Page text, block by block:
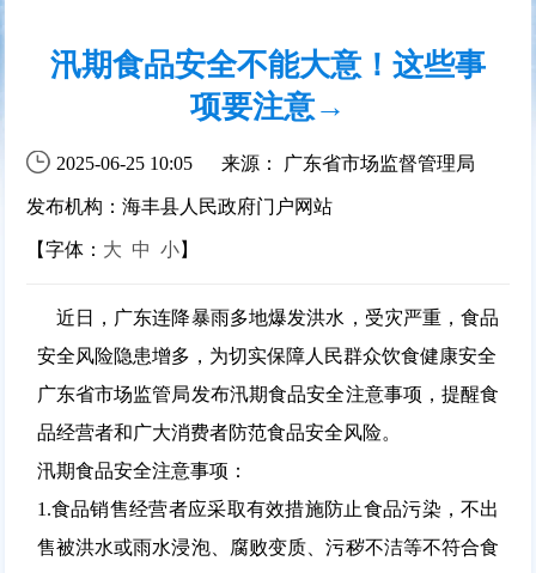
汛期食品安全不能大意！这些事
项要注意→
2025-06-25 10:05 来源： 广东省市场监督管理局
发布机构：海丰县人民政府门户网站
【字体： 大 中 小】
近日，广东连降暴雨多地爆发洪水，受灾严重，食品
安全风险隐患增多，为切实保障人民群众饮食健康安全
广东省市场监管局发布汛期食品安全注意事项，提醒食
品经营者和广大消费者防范食品安全风险。
汛期食品安全注意事项：
1.食品销售经营者应采取有效措施防止食品污染，不出
售被洪水或雨水浸泡、腐败变质、污秽不洁等不符合食